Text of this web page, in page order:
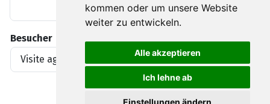
kommen oder um unsere Website
weiter zu entwickeln.
Alle akzeptieren
Ich lehne ab
Einstellungen ändern
Besucher
Visite agli articoli